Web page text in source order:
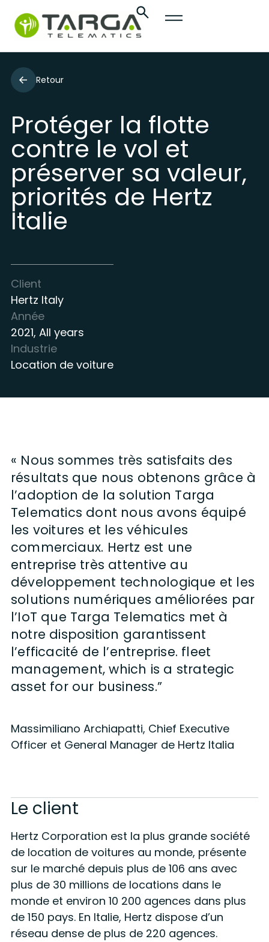
Retour
Protéger la flotte
contre le vol et
préserver sa valeur,
priorités de Hertz
Italie
Client
Hertz Italy
Année
2021, All years
Industrie
Location de voiture
« Nous sommes très satisfaits des
résultats que nous obtenons grâce à
l’adoption de la solution Targa
Telematics dont nous avons équipé
les voitures et les véhicules
commerciaux. Hertz est une
entreprise très attentive au
développement technologique et les
solutions numériques améliorées par
l’IoT que Targa Telematics met à
notre disposition garantissent
l’efficacité de l’entreprise. fleet
management, which is a strategic
asset for our business.”
Massimiliano Archiapatti, Chief Executive
Officer et General Manager de Hertz Italia
Le client
Hertz Corporation est la plus grande société
de location de voitures au monde, présente
sur le marché depuis plus de 106 ans avec
plus de 30 millions de locations dans le
monde et environ 10 200 agences dans plus
de 150 pays. En Italie, Hertz dispose d’un
réseau dense de plus de 220 agences.